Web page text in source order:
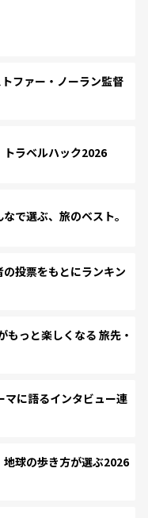
ファー・ノーラン監督
ラベルハック2026
で選ぶ、旅のベスト。
投票をもとにランキン
っと楽しくなる 旅先・
に語るインタビュー連
球の歩き方が選ぶ2026